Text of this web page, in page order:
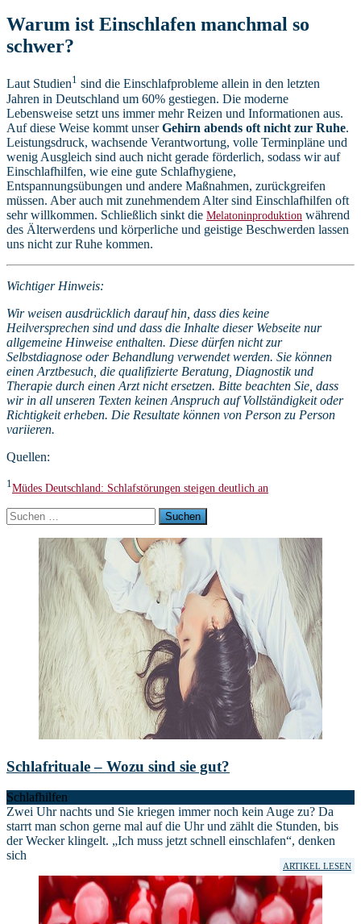
Warum ist Einschlafen manchmal so
schwer?
Laut Studien1 sind die Einschlafprobleme allein in den letzten
Jahren in Deutschland um 60% gestiegen. Die moderne
Lebensweise setzt uns immer mehr Reizen und Informationen aus.
Auf diese Weise kommt unserGehirn abends oft nicht zur Ruhe.
Leistungsdruck, wachsende Verantwortung, volle Terminpläne und
wenig Ausgleich sind auch nicht gerade förderlich, sodass wir auf
Einschlafhilfen, wie eine gute Schlafhygiene,
Entspannungsübungen und andere Maßnahmen, zurückgreifen
müssen. Aber auch mit zunehmendem Alter sind Einschlafhilfen oft
sehr willkommen. Schließlich sinkt die Melatoninproduktion während
des Älterwerdens und körperliche und geistige Beschwerden lassen
uns nicht zur Ruhe kommen.
Wichtiger Hinweis:
Wir weisen ausdrücklich darauf hin, dass dies keine
Heilversprechen sind und dass die Inhalte dieser Webseite nur
allgemeine Hinweise enthalten. Diese dürfen nicht zur
Selbstdiagnose oder Behandlung verwendet werden. Sie können
einen Arztbesuch, die qualifizierte Beratung, Diagnostik und
Therapie durch einen Arzt nicht ersetzen. Bitte beachten Sie, dass
wir in all unseren Texten keinen Anspruch auf Vollständigkeit oder
Richtigkeit erheben. Die Resultate können von Person zu Person
variieren.
Quellen:
1 Müdes Deutschland: Schlafstörungen steigen deutlich an
Suchen
nach:
Schlafrituale – Wozu sind sie gut?
Schlafhilfen
Zwei Uhr nachts und Sie kriegen immer noch kein Auge zu? Da
starrt man schon gerne mal auf die Uhr und zählt die Stunden, bis
der Wecker klingelt. „Ich muss jetzt schnell einschlafen“, denken
sich
ARTIKEL LESEN